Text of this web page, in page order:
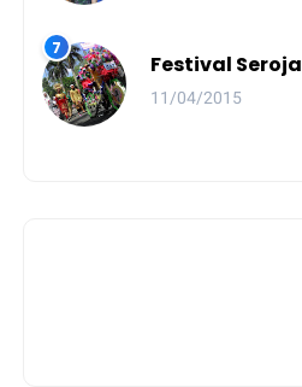
Festival Seroja
11/04/2015